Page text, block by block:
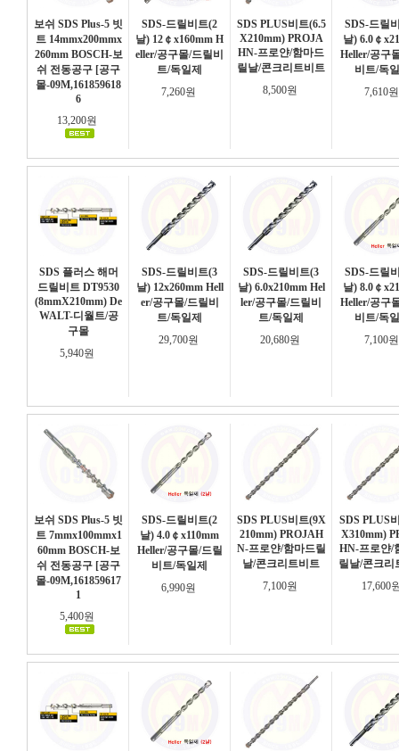
보쉬 SDS Plus-5 빗
트 14mmx200mmx
260mm BOSCH-보
쉬 전동공구 [공구
몰-09M,161859618
6
13,200원
SDS-드릴비트(2
날) 12￠x160mm H
eller/공구몰/드릴비
트/독일제
7,260원
SDS PLUS비트(6.5
X210mm) PROJA
HN-프로얀/함마드
릴날/콘크리트비트
8,500원
SDS-드릴
날) 6.0￠
Heller/공구
비트/독
7,610
SDS 플러스 해머
드릴비트 DT9530
(8mmX210mm) De
WALT-디월트/공
구몰
5,940원
SDS-드릴비트(3
날) 12x260mm Hell
er/공구몰/드릴비
트/독일제
29,700원
SDS-드릴비트(3
날) 6.0x210mm Hel
ler/공구몰/드릴비
트/독일제
20,680원
SDS-드릴
날) 8.0￠
Heller/공구
비트/독
7,100
보쉬 SDS Plus-5 빗
트 7mmx100mmx1
60mm BOSCH-보
쉬 전동공구 [공구
몰-09M,161859617
1
5,400원
SDS-드릴비트(2
날) 4.0￠x110mm
Heller/공구몰/드릴
비트/독일제
6,990원
SDS PLUS비트(9X
210mm) PROJAH
N-프로얀/함마드릴
날/콘크리트비트
7,100원
SDS PLUS
X310mm)
HN-프로얀/
릴날/콘크리
17,600